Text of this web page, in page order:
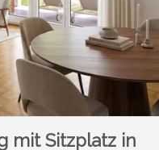
mit Sitzplatz in